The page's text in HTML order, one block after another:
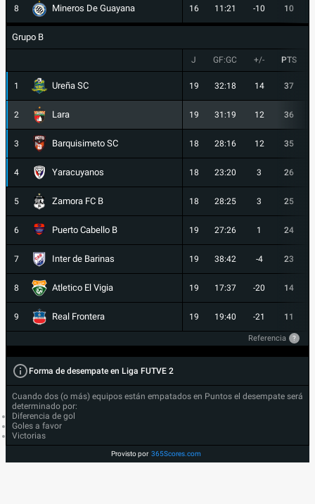
8 Mineros De Guayana 16 11:21 -10 10
Grupo B
J GF:GC +/- PTS
1 Ureña SC 19 32:18 14 37
2 Lara 19 31:19 12 36
3 Barquisimeto SC 18 28:16 12 35
4 Yaracuyanos 18 23:20 3 26
5 Zamora FC B 18 28:25 3 25
6 Puerto Cabello B 19 27:26 1 24
7 Inter de Barinas 19 38:42 -4 23
8 Atletico El Vigia 19 17:37 -20 14
9 Real Frontera 19 19:40 -21 11
Referencia ?
Forma de desempate en Liga FUTVE 2
Cuando dos (o más) equipos están empatados en Puntos el desempate será
determinado por:
Diferencia de gol
Goles a favor
Victorias
Provisto por 365Scores.com